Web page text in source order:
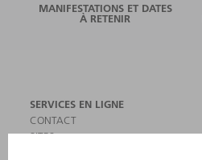
MANIFESTATIONS ET DATES
À RETENIR
SERVICES EN LIGNE
CONTACT
SITES